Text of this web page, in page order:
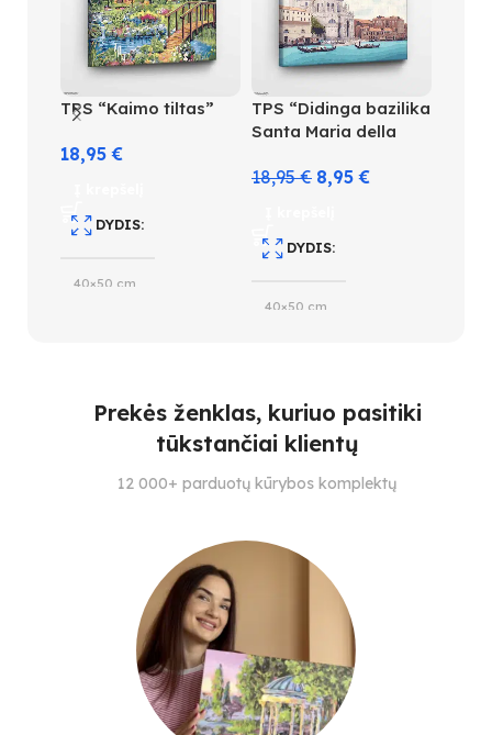
TPS “Kaimo tiltas”
18,95€
DYDIS
40×50 cm
TPS “Didinga bazilika
Santa Maria della
18,95€ 8,95€
DYDIS
40×50 cm
4
SPALVŲ KIEKIS
30
Prekės ženklas, kuriuo pasitiki
tūkstančiai klientų
12 000+ parduotų kūrybos komplektų